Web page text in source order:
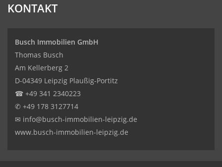
KONTAKT
Busch Immobilien GmbH
Thomas Busch
Am Kellerberg 2
D-04349 Leipzig Plaußig-Portitz
☎ +49 341 2340223
✆ +49 178 3127714
✉ info@busch-immobilien-leipzig.de
www.busch-immobilien-leipzig.de